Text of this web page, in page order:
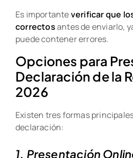
Es importanteverificar que
correctosantes de enviarlo,
puede contener errores.
Opciones para
Declaración de la
2026
Existen tres formas
declaración:
1. Presentación